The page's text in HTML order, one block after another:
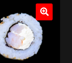
INICIO